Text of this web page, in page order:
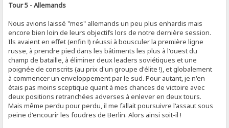
Tour 5 - Allemands
Nous avions laissé "mes" allemands un peu plus enhardis mais
encore bien loin de leurs objectifs lors de notre dernière session.
Ils avaient en effet (enfin !) réussi à bousculer la première ligne
russe, à prendre pied dans les bâtiments les plus à l'ouest du
champ de bataille, à éliminer deux leaders soviétiques et une
poignée de conscrits (au prix d'un groupe d'élite !), et globalement
à commencer un enveloppement par le sud. Pour autant, je n'en
étais pas moins sceptique quant à mes chances de victoire avec
deux positions retranchées adverses à enlever en deux tours.
Mais même perdu pour perdu, il me fallait poursuivre l'assaut sous
peine d'encourir les foudres de Berlin. Alors ainsi soit-il !